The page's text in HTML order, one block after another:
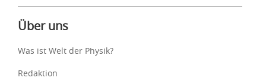
Über uns
Was ist Welt der Physik?
Redaktion